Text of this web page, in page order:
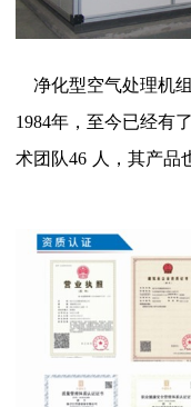
净化型空气处理机
1984年，至今已经有了
术团队46 人，其产品